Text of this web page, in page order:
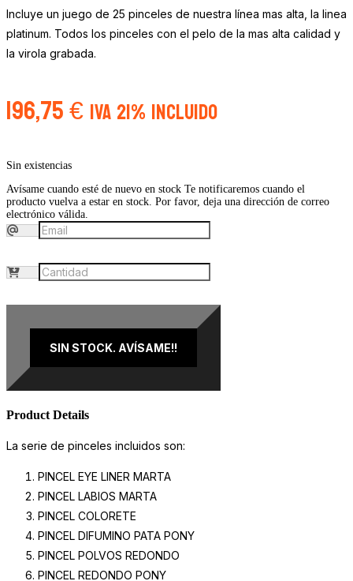
Incluye un juego de 25 pinceles de nuestra línea mas alta, la linea
platinum. Todos los pinceles con el pelo de la mas alta calidad y
la virola grabada.
196,75€IVA 21% Incluido
Sin existencias
Avísame cuando esté de nuevo en stock Te notificaremos cuando el
producto vuelva a estar en stock. Por favor, deja una dirección de correo
electrónico válida.
SIN STOCK. AVÍSAME!!
Product Details
La serie de pinceles incluidos son:
PINCEL EYE LINER MARTA
PINCEL LABIOS MARTA
PINCEL COLORETE
PINCEL DIFUMINO PATA PONY
PINCEL POLVOS REDONDO
PINCEL REDONDO PONY